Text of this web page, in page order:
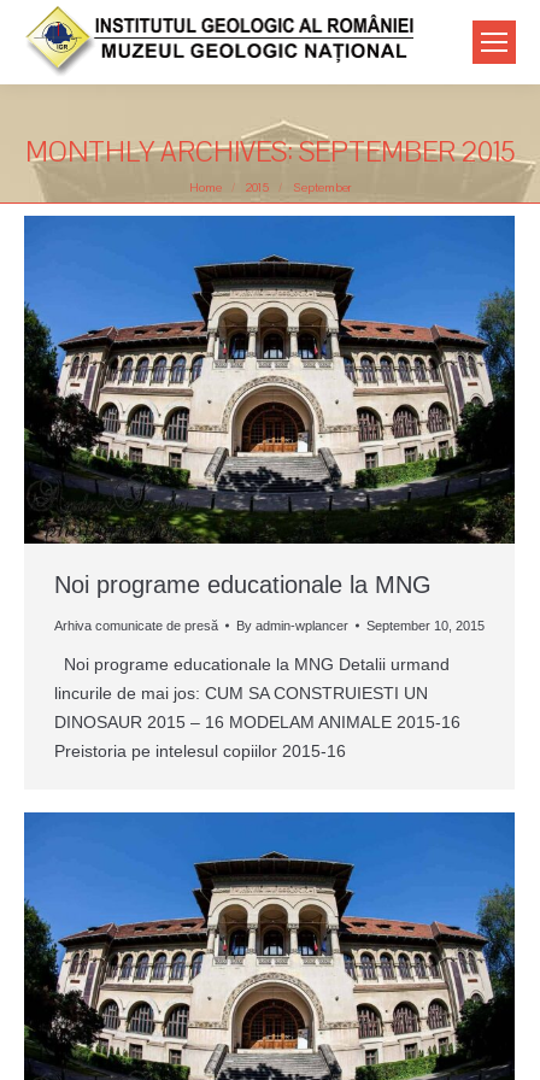
MONTHLY ARCHIVES:SEPTEMBER 2015
You are here:
Home 2015 September
Noi programe educationale la MNG
Arhiva comunicate de presă By admin-wplancer September 10, 2015
Noi programe educationale la MNG Detalii urmand
lincurile de mai jos: CUM SA CONSTRUIESTI UN
DINOSAUR 2015 – 16 MODELAM ANIMALE 2015-16
Preistoria pe intelesul copiilor 2015-16